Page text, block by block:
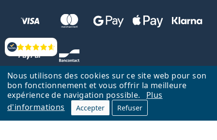
Nous utilisons des cookies sur ce site web pour son
bon fonctionnement et vous offrir la meilleure
expérience de navigation possible.
Plus
d'informations
Accepter Refuser
Évaluation
Retour à la page d'accueil Haut
Nederlands